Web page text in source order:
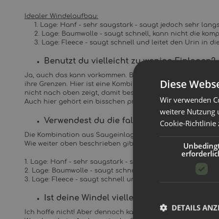
Idealer Windelaufbau:
1. Lage: Hanf - sehr saugstark - saugt jedoch sehr
2. Lage: Baumwolle - saugt schnell, kann nicht die
3. Lage: Fleece - saugt schnell und leitet den Urin in
Benutzt du vielleicht zu wenige Einlagen?
Ja, auch das kann vorkommen. Besonders bei etwas
ihre Grenzen. Hier ist eine Kombination aus mehreren
nicht nach oben zeigt, damit besonders in liegender
Auch hier gehört ein bisschen probieren dazu.. Einfach
Verwendest du die falschen Einlagen?
Die Kombination aus Saugeinlagen ist eine
Wie weiter oben beschrieben gibt es einen kleinen
1. Lage: Hanf - sehr saugstark - saugt jedoch sehr langsam
2. Lage: Baumwolle - saugt schnell, kann nicht die
3. Lage: Fleece - saugt schnell und leitet den Urin in die
Ist deine Windel vielleicht kaputt?
Ich hoffe nicht! Aber dennoch kann es vorkommen das
Diese
Wir verwenden
weitere Nutzung
Cookie-Richtlinie
DETAILS